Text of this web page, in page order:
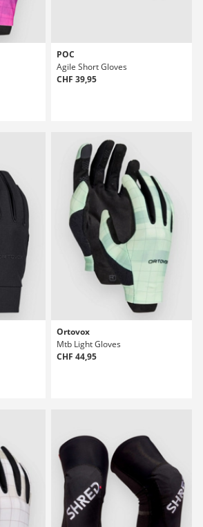
POC
Agile Short Gloves
CHF 39,95
Ortovox
Mtb Light Gloves
CHF 44,95